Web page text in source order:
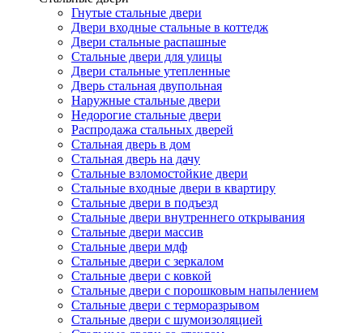
Гнутые стальные двери
Двери входные стальные в коттедж
Двери стальные распашные
Стальные двери для улицы
Двери стальные утепленные
Дверь стальная двупольная
Наружные стальные двери
Недорогие стальные двери
Распродажа стальных дверей
Стальная дверь в дом
Стальная дверь на дачу
Стальные взломостойкие двери
Стальные входные двери в квартиру
Стальные двери в подъезд
Стальные двери внутреннего открывания
Стальные двери массив
Стальные двери мдф
Стальные двери с зеркалом
Стальные двери с ковкой
Стальные двери с порошковым напылением
Стальные двери с терморазрывом
Стальные двери с шумоизоляцией